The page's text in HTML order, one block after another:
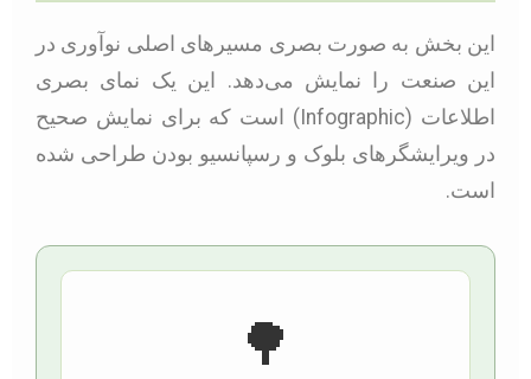
این بخش به صورت بصری مسیرهای اصلی نوآوری در
این صنعت را نمایش می‌دهد. این یک نمای بصری
اطلاعات (Infographic) است که برای نمایش صحیح
در ویرایشگرهای بلوک و رسپانسیو بودن طراحی شده
است.
🌳